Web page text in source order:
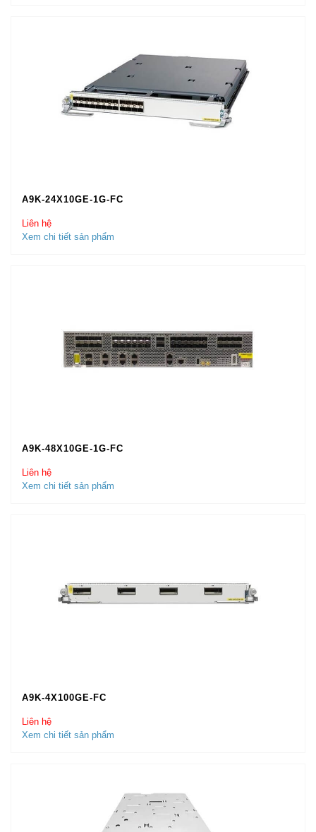
A9K-24X10GE-1G-FC
Liên hệ
Xem chi tiết sản phẩm
A9K-48X10GE-1G-FC
Liên hệ
Xem chi tiết sản phẩm
A9K-4X100GE-FC
Liên hệ
Xem chi tiết sản phẩm